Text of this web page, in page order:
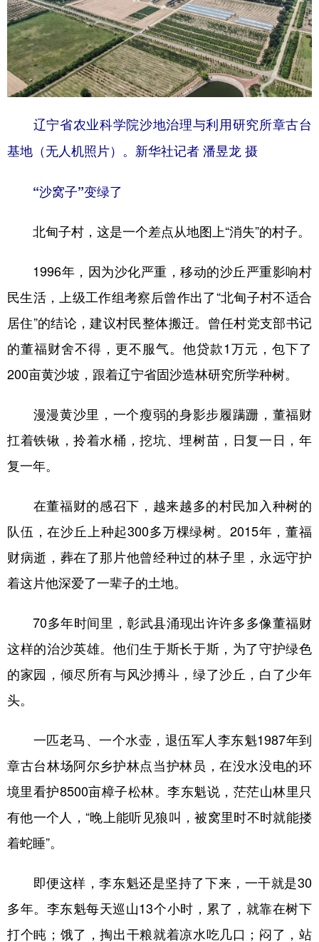
辽宁省农业科学院沙地治理与利用研究所章古台
基地（无人机照片）。新华社记者 潘昱龙 摄
“沙窝子”变绿了
北甸子村，这是一个差点从地图上“消失”的村子。
1996年，因为沙化严重，移动的沙丘严重影响村
民生活，上级工作组考察后曾作出了“北甸子村不适合
居住”的结论，建议村民整体搬迁。曾任村党支部书记
的董福财舍不得，更不服气。他贷款1万元，包下了
200亩黄沙坡，跟着辽宁省固沙造林研究所学种树。
漫漫黄沙里，一个瘦弱的身影步履蹒跚，董福财
扛着铁锹，拎着水桶，挖坑、埋树苗，日复一日，年
复一年。
在董福财的感召下，越来越多的村民加入种树的
队伍，在沙丘上种起300多万棵绿树。2015年，董福
财病逝，葬在了那片他曾经种过的林子里，永远守护
着这片他深爱了一辈子的土地。
70多年时间里，彰武县涌现出许许多多像董福财
这样的治沙英雄。他们生于斯长于斯，为了守护绿色
的家园，倾尽所有与风沙搏斗，绿了沙丘，白了少年
头。
一匹老马、一个水壶，退伍军人李东魁1987年到
章古台林场阿尔乡护林点当护林员，在没水没电的环
境里看护8500亩樟子松林。李东魁说，茫茫山林里只
有他一个人，“晚上能听见狼叫，被窝里时不时就能搂
着蛇睡”。
即便这样，李东魁还是坚持了下来，一干就是30
多年。李东魁每天巡山13个小时，累了，就靠在树下
打个盹；饿了，掏出干粮就着凉水吃几口；闷了，站